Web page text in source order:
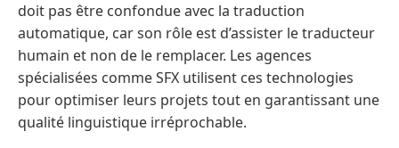
doit pas être confondue avec la traduction
automatique, car son rôle est d’assister le traducteur
humain et non de le remplacer. Les agences
spécialisées comme SFX utilisent ces technologies
pour optimiser leurs projets tout en garantissant une
qualité linguistique irréprochable.